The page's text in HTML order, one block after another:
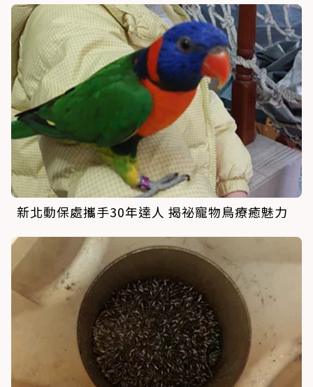
新北動保處攜手30年達人 揭祕寵物鳥療癒魅力